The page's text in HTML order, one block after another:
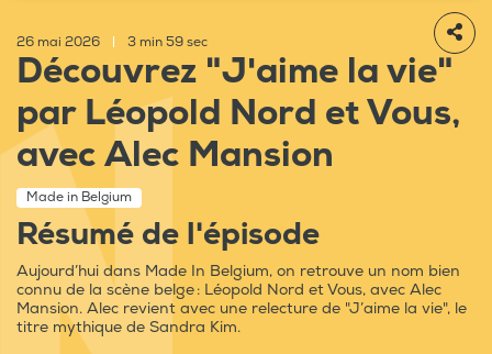
26 mai 2026 3 min 59 sec
Découvrez "J'aime la vie"
par Léopold Nord et Vous,
avec Alec Mansion
Made in Belgium
Résumé de l'épisode
Aujourd’hui dans Made In Belgium, on retrouve un nom bien
connu de la scène belge : Léopold Nord et Vous, avec Alec
Mansion. Alec revient avec une relecture de "J’aime la vie", le
titre mythique de Sandra Kim.